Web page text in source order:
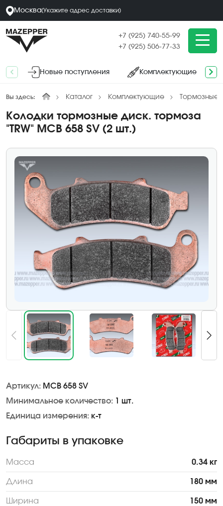
Москва(Укажите адрес доставки)
+7 (925) 740-55-99
+7 (925) 506-77-33
Новые поступления Комплектующие
Вы здесь: Каталог Комплектующие Тормозные
Колодки тормозные диск. тормоза
"TRW" MCB 658 SV (2 шт.)
Артикул: MCB 658 SV
Минимальное количество: 1 шт.
Единица измерения: к-т
Габариты в упаковке
Масса 0.34 кг
Длина 180 мм
Ширина 150 мм